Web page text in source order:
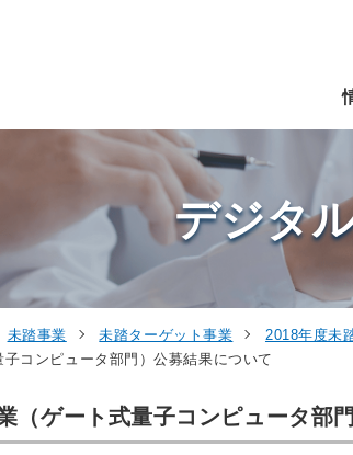
デジタ
未踏事業 未踏ターゲット事業 2018年度未
コンピュータ部門）公募結果について
（ゲート式量子コンピュータ部